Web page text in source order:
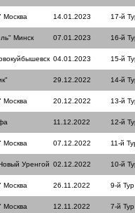
Москва 14.01.2023 17-й
Минск 07.01.2023 16-й
04.01.2023 15-й
29.12.2022 14-й
Москва 20.12.2022 13-й
11.12.2022 12-й
Москва 07.12.2022 11-й
Уренгой 02.12.2022 10-й
Москва 26.11.2022 9-й Тур
Москва 12.11.2022 7-й Тур